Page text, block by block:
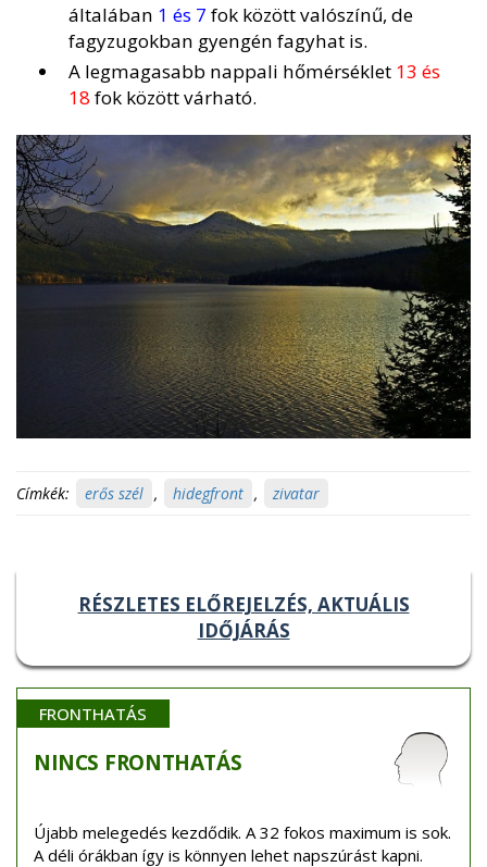
általában 1 és 7 fok között valószínű, de
fagyzugokban gyengén fagyhat is.
A legmagasabb nappali hőmérséklet 13 és
18 fok között várható.
Címkék: erős szél , hidegfront , zivatar
RÉSZLETES ELŐREJELZÉS, AKTUÁLIS
IDŐJÁRÁS
FRONTHATÁS
NINCS FRONTHATÁS
Újabb melegedés kezdődik. A 32 fokos maximum is sok.
A déli órákban így is könnyen lehet napszúrást kapni.